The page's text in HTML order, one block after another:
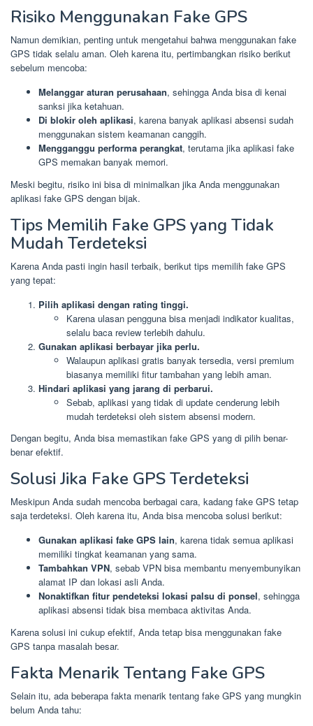
Risiko Menggunakan Fake GPS
Namun demikian, penting untuk mengetahui bahwa menggunakan fake
GPS tidak selalu aman. Oleh karena itu, pertimbangkan risiko berikut
sebelum mencoba:
Melanggar aturan perusahaan, sehingga Anda bisa di kenai
sanksi jika ketahuan.
Di blokir oleh aplikasi, karena banyak aplikasi absensi sudah
menggunakan sistem keamanan canggih.
Mengganggu performa perangkat, terutama jika aplikasi fake
GPS memakan banyak memori.
Meski begitu, risiko ini bisa di minimalkan jika Anda menggunakan
aplikasi fake GPS dengan bijak.
Tips Memilih Fake GPS yang Tidak
Mudah Terdeteksi
Karena Anda pasti ingin hasil terbaik, berikut tips memilih fake GPS
yang tepat:
Pilih aplikasi dengan rating tinggi.
Karena ulasan pengguna bisa menjadi indikator kualitas,
selalu baca review terlebih dahulu.
Gunakan aplikasi berbayar jika perlu.
Walaupun aplikasi gratis banyak tersedia, versi premium
biasanya memiliki fitur tambahan yang lebih aman.
Hindari aplikasi yang jarang di perbarui.
Sebab, aplikasi yang tidak di update cenderung lebih
mudah terdeteksi oleh sistem absensi modern.
Dengan begitu, Anda bisa memastikan fake GPS yang di pilih benar-
benar efektif.
Solusi Jika Fake GPS Terdeteksi
Meskipun Anda sudah mencoba berbagai cara, kadang fake GPS tetap
saja terdeteksi. Oleh karena itu, Anda bisa mencoba solusi berikut:
Gunakan aplikasi fake GPS lain, karena tidak semua aplikasi
memiliki tingkat keamanan yang sama.
Tambahkan VPN, sebab VPN bisa membantu menyembunyikan
alamat IP dan lokasi asli Anda.
Nonaktifkan fitur pendeteksi lokasi palsu di ponsel, sehingga
aplikasi absensi tidak bisa membaca aktivitas Anda.
Karena solusi ini cukup efektif, Anda tetap bisa menggunakan fake
GPS tanpa masalah besar.
Fakta Menarik Tentang Fake GPS
Selain itu, ada beberapa fakta menarik tentang fake GPS yang mungkin
belum Anda tahu: